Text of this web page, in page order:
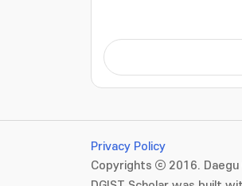
Privacy Policy
Copyrights ⓒ 2016.